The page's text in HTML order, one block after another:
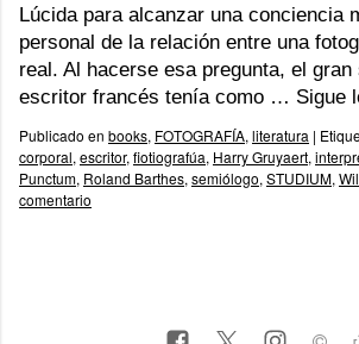
Lúcida para alcanzar una conciencia
personal de la relación entre una
real. Al hacerse esa pregunta, el gran
escritor francés tenía como … Sigue
Publicado en books, FOTOGRAFÍA, literatura |
corporal, escritor, fiotiografúa, Harry Gruyaert,
Punctum, Roland Barthes, semiólogo, STUDIUM,
comentario